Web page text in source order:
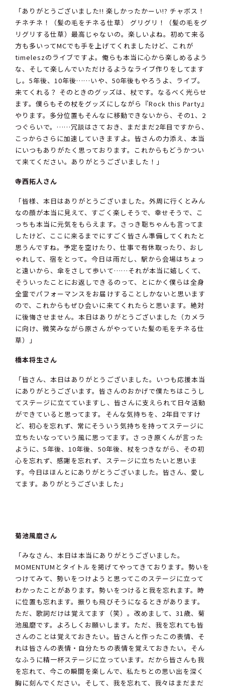
「ありがとうございました!! 楽しかったかーい!? チャボス！
チネチネ！（髪の毛をチネる仕草） グリグリ！（髪の毛をグ
リグリする仕草）最高じゃないの。楽しいよね。初めて来る
方も多いってMCでも手を上げてくれましたけど、これが
timeleszのライブですよ。俺らも本当に心から楽しめるよう
な、そして楽しんでいただけるようなライブ作りをしてます
し。5年後、10年後……いや、50年後もやろうよ、ライブ。
来てくれる？ そのときのグッズは、杖です。なるべく光らせ
ます。僕らもその杖をグッズにしながら『Rock this Party』
やります。多分位置もそんなに移動できないから、その1、2
つぐらいで。……冗談はさておき、まだまだ2年目ですから、
こっからさらに加速していきますよ。皆さんの力添え、本当
にいつもありがたく思っております。これからもどうかつい
て来てください。ありがとうございました！」
寺西拓人さん
「皆様、本日はありがとうございました。外周に行くとみん
なの顔が本当に見えて、すごく楽しそうで、幸せそうで、こ
っちも本当に元気をもらえます。さっき聡ちゃんも言ってま
したけど、ここに来るまでにすごく皆さん準備してくれたと
思うんですね。予定を空けたり、仕事で有休取ったり、おし
ゃれして、宿をとって。今日は雨だし、駅から会場はちょっ
と遠いから、傘をさして歩いて……それが本当に嬉しくて、
そういったことにお返しできるのって、とにかく僕らは全身
全霊でパフォーマンスをお届けすることしかないと思います
ので、これからもぜひ会いに来てくれたらと思います。絶対
に後悔させません。本日はありがとうございました（カメラ
に向け、微笑みながら原さんがやっていた髪の毛をチネる仕
草）」
橋本将生さん
「皆さん、本日はありがとうございました。いつも応援本当
にありがとうございます。皆さんのおかげで僕たちはこうし
てステージに立てていますし、皆さんに支えられて日々活動
ができていると思ってます。そんな気持ちを、2年目ですけ
ど、初心を忘れず、常にそういう気持ちを持ってステージに
立ちたいなっていう風に思ってます。さっき原くんが言った
ように、5年後、10年後、50年後、杖をつきながら、その初
心を忘れず、感謝を忘れず、ステージに立ちたいと思いま
す。今日はほんとにありがとうございました。皆さん、愛し
てます。ありがとうございました」
菊池風磨さん
「みなさん、本日は本当にありがとうございました。
MOMENTUMとタイトルを掲げてやってきております。勢いを
つけてみて、勢いをつけようと思ってこのステージに立って
わかったことがあります。勢いをつけると我を忘れます。時
に位置も忘れます。振りも飛びそうになるときがあります。
ただ、歌詞だけは覚えてます（笑）。改めまして、31歳、菊
池風磨です。よろしくお願いします。ただ、我を忘れても皆
さんのことは覚えておきたい。皆さんと作ったこの表情、そ
れは皆さんの表情・自分たちの表情を覚えておきたい。そん
なふうに精一杯ステージに立っています。だから皆さんも我
を忘れて、今この瞬間を楽しんで、私たちとの思い出を深く
胸に刻んでください。そして、我を忘れて、我々はまだまだ